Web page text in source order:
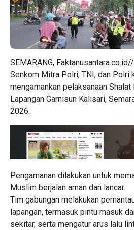
SEMARANG,
Senkom Mitra Polri, TNI, dan Polri
mengamankan pelaksanaan
Lapangan Garnisun Kalisari,
2026.
Pengamanan dilakukan untuk
Muslim berjalan aman dan lancar.
Tim gabungan melakukan
lapangan, termasuk pintu masuk
sekitar, serta mengatur arus lalu